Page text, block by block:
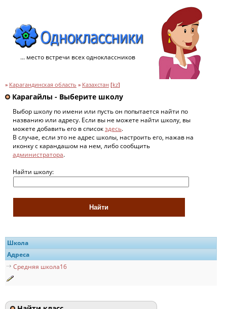
... место встречи всех одноклассников
» Карагандинская область » Казахстан [kz]
Карагайлы - Выберите школу
Выбор школу по имени или пусть он попытается найти по
названию или адресу. Если вы не можете найти школу, вы
можете добавить его в списокздесь.
В случае, если это не адрес школы, настроить его, нажав на
иконку с карандашом на нем, либо сообщить
администратора.
Найти школу:
Школа
Адреса
Средняя школа16